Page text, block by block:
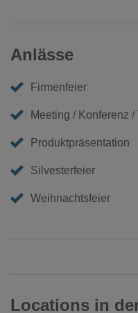
Anlässe
Firmenfeier
Meeting / Konferenz /
Produktpräsentation
Silvesterfeier
Weihnachtsfeier
Locations in